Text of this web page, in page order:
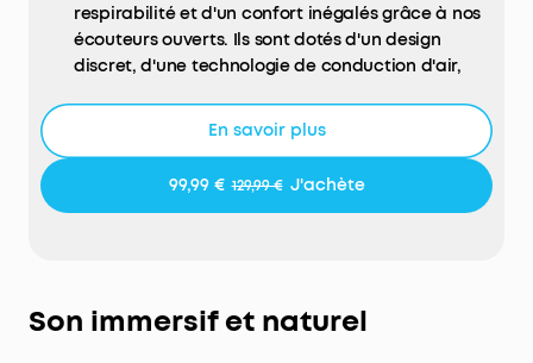
respirabilité et d'un confort inégalés grâce à nos
écouteurs ouverts. Ils sont dotés d'un design
discret, d'une technologie de conduction d'air,
d'oreille souples et réglables, pour vous permettre
de les porter toute la journée sans pression.
Restez connecté:Des conversations à la
se passe autour de vous.
Son riche :Des basses profondes, des médiums
En savoir plus
99,99 € 129,99 € J'achète
Son immersif et naturel